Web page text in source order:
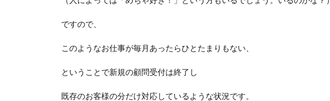
ですので、
このようなお仕事が毎月あったらひとたまりもない、
ということで新規の顧問受付は終了し
既存のお客様の分だけ対応しているような状況です。